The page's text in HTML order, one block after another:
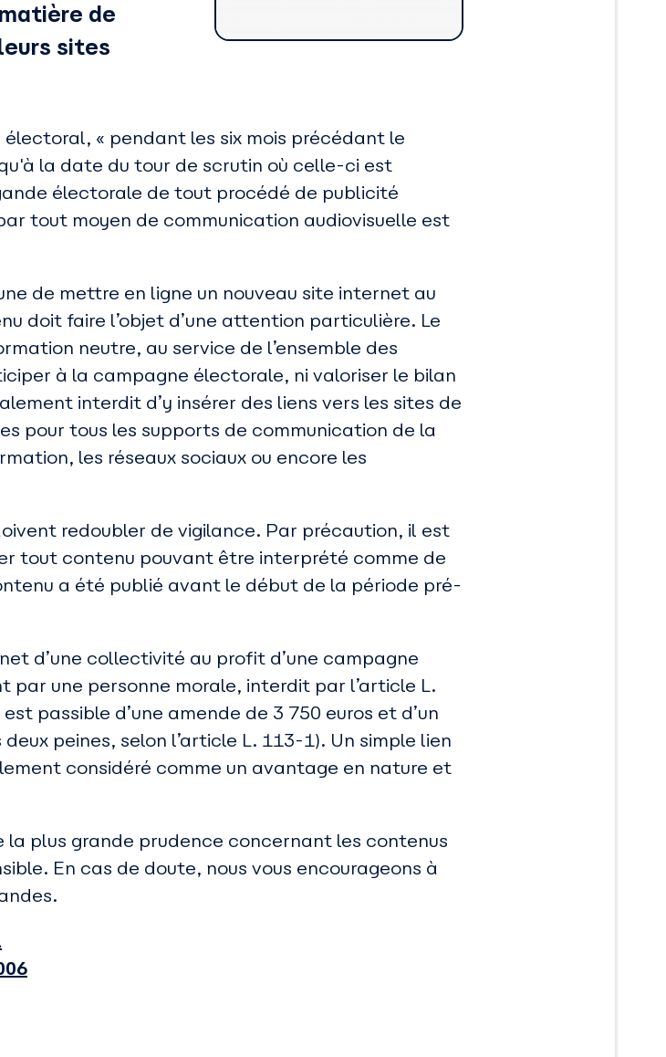
de
sites
« pendant les six mois précédant le
la date du tour de scrutin où celle-ci est
électorale de tout procédé de publicité
tout moyen de communication audiovisuelle est
de mettre en ligne un nouveau site internet au
doit faire l’objet d’une attention particulière. Le
neutre, au service de l’ensemble des
à la campagne électorale, ni valoriser le bilan
interdit d’y insérer des liens vers les sites de
pour tous les supports de communication de la
les réseaux sociaux ou encore les
redoubler de vigilance. Par précaution, il est
tout contenu pouvant être interprété comme de
a été publié avant le début de la période pré-
d’une collectivité au profit d’une campagne
par une personne morale, interdit par l’article L.
passible d’une amende de 3 750 euros et d’un
peines, selon l’article L. 113-1). Un simple lien
considéré comme un avantage en nature et
la plus grande prudence concernant les contenus
En cas de doute, nous vous encourageons à